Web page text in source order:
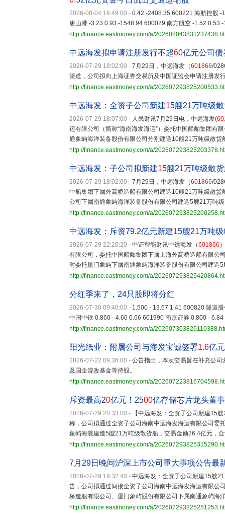
2026-08-04 16:49:00 - 0.42 -2408.35 600221 海航控股
唐山港 -3.23 0.93 -1548.94 600029 南方航空 -1.52 0.53
http://finance.eastmoney.com/a/
中远海发拟申请注册发行不超60亿元公司债
2026-07-29 18:02:00 - 7月29日，中远海发（601866/
渠道，公司拟向上海证券交易所及中国证监会申请注册发
http://finance.eastmoney.com/a/
中远海发：全资子公司新建15艘21万吨级
2026-07-29 18:07:00 - 人民财讯7月29日电，中远海发(
运有限公司（简称“海南海发海运”）委托中国船舶集团有
通象屿海洋装备股份有限公司分别建造10艘21万吨级散货
http://finance.eastmoney.com/a/
中远海发：子公司拟新建15艘21万吨级散
2026-07-29 18:02:00 - 7月29日，中远海发（601866/
中船集团下属外高桥造船有限公司建造10艘21万吨级散
公司下属南通象屿海洋装备股份有限公司建造5艘21万吨
http://finance.eastmoney.com/a/
中远海发：斥资79.2亿元新建15艘21万吨
2026-07-29 22:20:20 - 中证智能财讯中远海发（601866
有限公司，委托中国船舶集团下属上海外高桥造船有限公
时委托厦门象屿下属南通象屿海洋装备股份有限公司建造
http://finance.eastmoney.com/a/
分红季来了，24只股即将分红
2026-07-30 09:40:00 - 1.500 - 13.67 1.41 600820 隧道
中国中铁 0.860 - 4.60 0.66 601990 南京证券 0.800 -
http://finance.eastmoney.com/a/
阳光纸业：附属公司与海发宝诚签署1.6亿
2026-07-22 09:36:00 - 公告指出，本次交易旨在补充公
及国企混改基金等持股。
http://finance.eastmoney.com/a/
斥资最高20亿元！2500亿存储芯片龙头董
2026-07-29 20:33:00 -
【中远海发：全资子公司新建
称，公司拟通过全资子公司海南中远海发海运有限公司
象屿海装建造5艘21万吨级散货船，交易金额26.4亿元，
http://finance.eastmoney.com/a/
7月29日晚间沪深上市公司重大事项公告最
2026-07-29 19:32:40 - 中远海发：全资子公司新建15
告，公司拟通过间接全资子公司海南中远海发海运有限公
桥造船有限公司、厦门象屿股份有限公司下属南通象屿海
http://finance.eastmoney.com/a/